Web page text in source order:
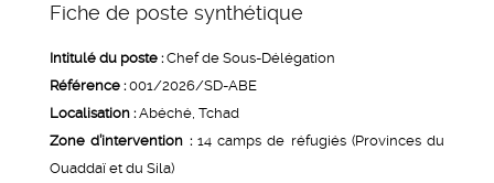
Fiche de poste synthétique
Intitulé du poste :Chef de Sous-Délégation
Référence :001/2026/SD-ABE
Localisation :Abéché, Tchad
Zone d’intervention :14 camps de réfugiés (Provinces du
Ouaddaï et du Sila)